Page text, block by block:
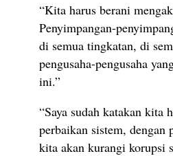
“Kita harus berani
Penyimpangan-
di semua tingkatan, di
pengusaha-pengusaha
ini.”
“Saya sudah katakan kita
perbaikan sistem, dengan
kita akan kurangi korupsi